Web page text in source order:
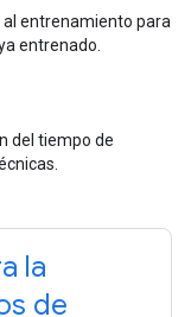
entrenamiento para
entrenado.
del tiempo de
la
de